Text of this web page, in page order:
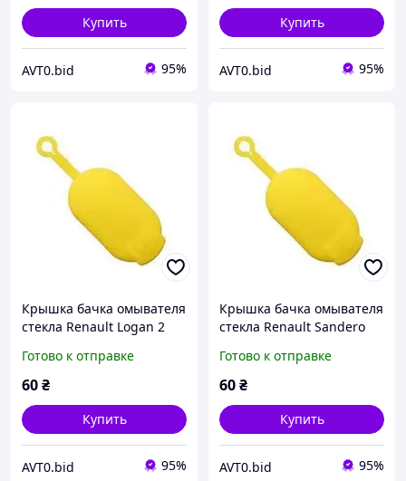
Купить
AVT0.bid 95%
Купить
AVT0.bid 95%
Крышка бачка омывателя
стекла Renault Logan 2
7700411279 7700812930
600154874
Готово к отправке
60₴
Купить
AVT0.bid 95%
Крышка бачка омывателя
стекла Renault Sandero
7700411279 7700812930
600154874
Готово к отправке
60₴
Купить
AVT0.bid 95%